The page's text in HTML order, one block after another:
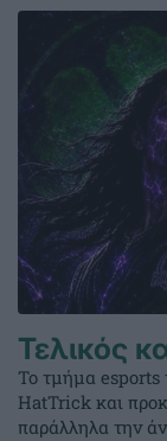
Τελικός
Το τμήμα esports
HatTrick και
παράλληλα την